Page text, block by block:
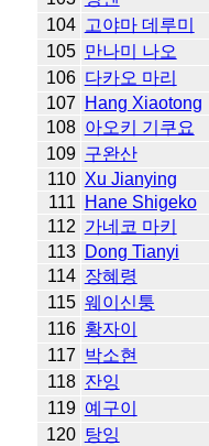
104 고야마 데루미
105 만나미 나오
106 다카오 마리
107
Hang Xiaotong
108 아오키 기쿠요
109 구완산
110 Xu Jianying
111
Hane Shigeko
112 가네코 마키
113 Dong Tianyi
114 장혜령
115 웨이신퉁
116 황자이
117 박소현
118 잔잉
119 예구이
120 탕잉